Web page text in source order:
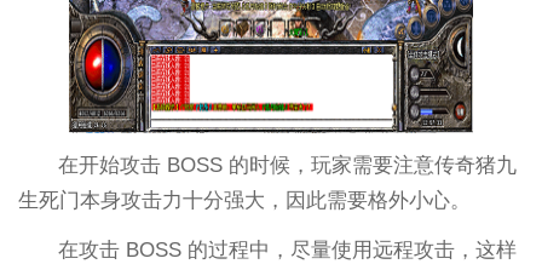
在开始攻击 BOSS 的时候，玩家需要注意传奇猪九
生死门本身攻击力十分强大，因此需要格外小心。
在攻击 BOSS 的过程中，尽量使用远程攻击，这样